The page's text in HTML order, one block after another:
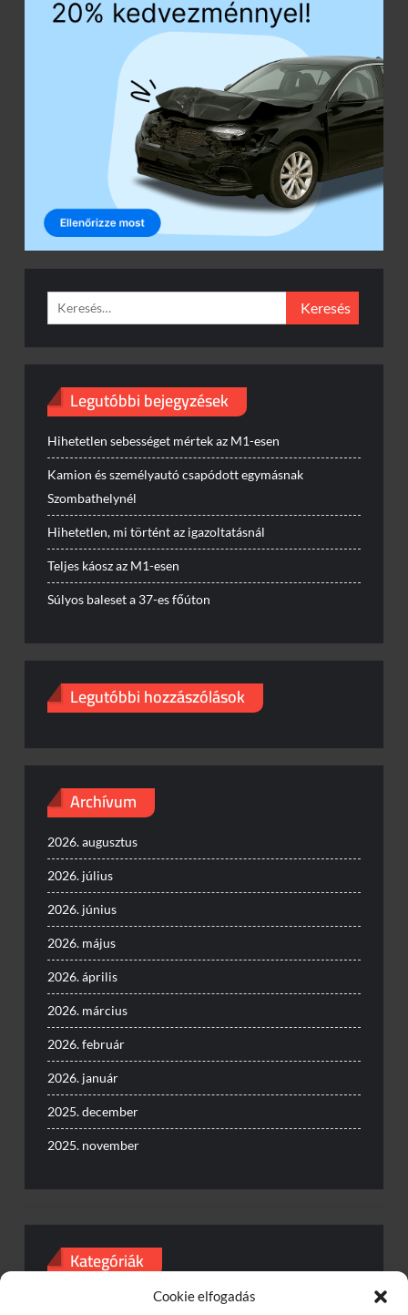
Cookie elfogadás
Keresés:
Legutóbbi bejegyzések
Hihetetlen sebességet mértek az M1-esen
Kamion és személyautó csapódott egymásnak
Szombathelynél
Hihetetlen, mi történt az igazoltatásnál
Teljes káosz az M1-esen
Súlyos baleset a 37-es főúton
Legutóbbi hozzászólások
Archívum
2026. augusztus
2026. július
2026. június
2026. május
2026. április
2026. március
2026. február
2026. január
2025. december
2025. november
Kategóriák